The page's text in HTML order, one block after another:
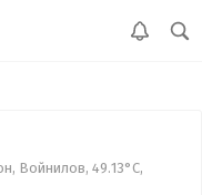
Войнилов, 49.13°С,